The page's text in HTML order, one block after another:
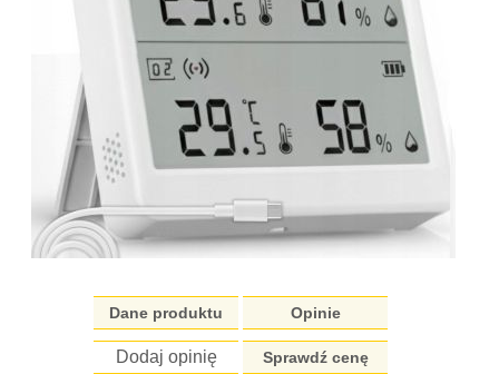
Dane produktu Opinie
Dodaj opinię Sprawdź cenę